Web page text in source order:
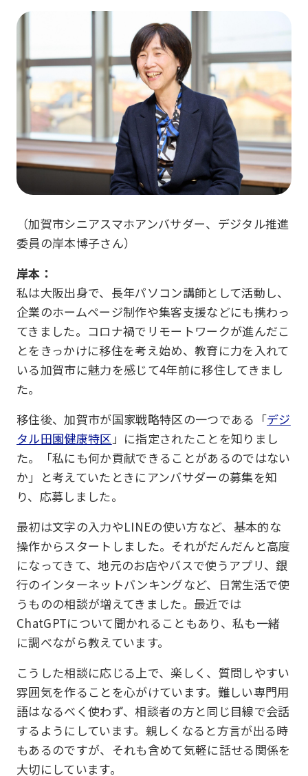
（加賀市シニアスマホアンバサダー、デジタル推進
委員の岸本博子さん）
岸本：
私は大阪出身で、長年パソコン講師として活動し、
企業のホームページ制作や集客支援などにも携わっ
てきました。コロナ禍でリモートワークが進んだこ
とをきっかけに移住を考え始め、教育に力を入れて
いる加賀市に魅力を感じて4年前に移住してきまし
た。
移住後、加賀市が国家戦略特区の一つである「デジ
タル田園健康特区 」に指定されたことを知りまし
た。「私にも何か貢献できることがあるのではない
か」と考えていたときにアンバサダーの募集を知
り、応募しました。
最初は文字の入力やLINEの使い方など、基本的な
操作からスタートしました。それがだんだんと高度
になってきて、地元のお店やバスで使うアプリ、銀
行のインターネットバンキングなど、日常生活で使
うものの相談が増えてきました。最近では
ChatGPTについて聞かれることもあり、私も一緒
に調べながら教えています。
こうした相談に応じる上で、楽しく、質問しやすい
雰囲気を作ることを心がけています。難しい専門用
語はなるべく使わず、相談者の方と同じ目線で会話
するようにしています。親しくなると方言が出る時
もあるのですが、それも含めて気軽に話せる関係を
大切にしています。